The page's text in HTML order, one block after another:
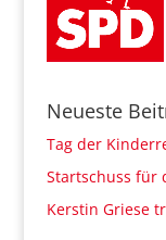
Neueste
Tag der
Startschuss für
Kerstin Griese